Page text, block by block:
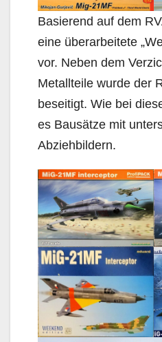
Basierend auf dem
eine überarbeitete
vor. Neben dem
Metallteile wurde der
beseitigt. Wie bei
es Bausätze mit
Abziehbildern.